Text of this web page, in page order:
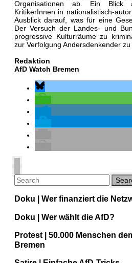
Organisationen ab. Ein
KritikerInnen in nationalistisch-
Ausblick darauf, was für eine
Der Versuch der Landes- und
progressive Kulturräume zu
zur Verfolgung Andersdenkender zu
Redaktion
AfD Watch Bremen
Doku | Wer finanziert die
Doku | Wer wählt die AfD?
Protest | 50.000 Menschen
Bremen